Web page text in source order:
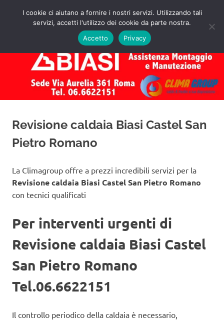
Assistenza
Caldaie
Biasi
Roma
Preventivo!
MENU
Revisione caldaia Biasi Castel San
Pietro Romano
La Climagroup offre a prezzi incredibili servizi per la
Revisione caldaia Biasi Castel San Pietro Romano
con tecnici qualificati
Per interventi urgenti di
Revisione caldaia Biasi Castel
San Pietro Romano
Tel.06.6622151
Il controllo periodico della caldaia è necessario,
I cookie ci aiutano a fornire i nostri servizi. Utilizzando tali
servizi, accetti l'utilizzo dei cookie da parte nostra.
Accetto
Privacy